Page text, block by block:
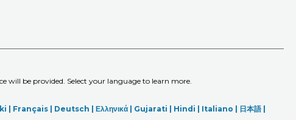
will be provided. Select your language to learn more.
| Français | Deutsch | Ελληνικά | Gujarati | Hindi | Italiano | 日本語|